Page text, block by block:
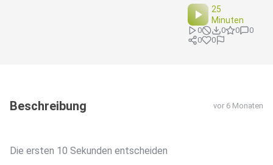
25
Minuten
0 0 0
0
0
0
Beschreibung vor 6 Monaten
Die ersten 10 Sekunden entscheiden